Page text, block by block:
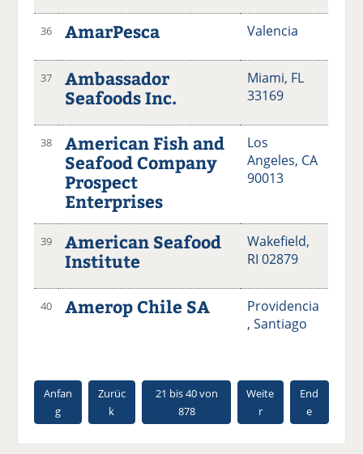
36 AmarPesca Valencia
37
Ambassador
Seafoods Inc.
Miami, FL
33169
38
American Fish and
Seafood Company
Prospect
Enterprises
Los
Angeles, CA
90013
39
American Seafood
Institute
Wakefield,
RI 02879
40 Amerop Chile SA
Providencia
, Santiago
Anfan
g
Zurüc
k
21 bis 40 von
878
Weite
r
End
e